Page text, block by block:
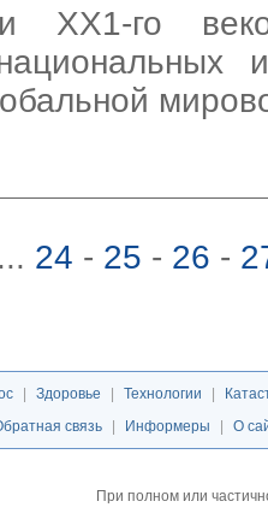
го
... 24 - 25 - 26 -
Здоровье Технологии
связь Информеры О
При полном или